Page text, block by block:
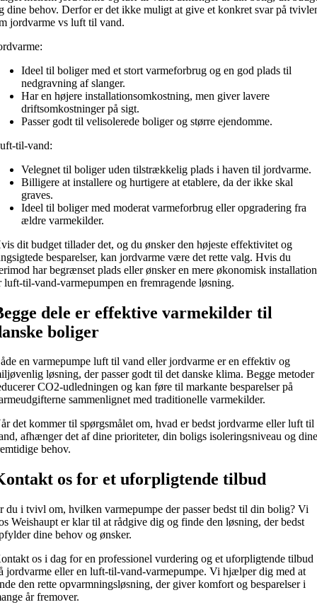
dine behov. Derfor er det ikke muligt at give et konkret svar på
jordvarme vs luft til vand.
Ideel til boliger med et stort varmeforbrug og en god plads til
nedgravning af slanger.
Har en højere installationsomkostning, men giver lavere
driftsomkostninger på sigt.
Passer godt til velisolerede boliger og større ejendomme.
til-vand:
Velegnet til boliger uden tilstrækkelig plads i haven til jordvarme.
Billigere at installere og hurtigere at etablere, da der ikke skal
graves.
Ideel til boliger med moderat varmeforbrug eller opgradering fra
ældre varmekilder.
dit budget tillader det, og du ønsker den højeste effektivitet og
besparelser, kan jordvarme være det rette valg. Hvis du
har begrænset plads eller ønsker en mere økonomisk
luft-til-vand-varmepumpen en fremragende løsning.
dele er effektive varmekilder til
boliger
en varmepumpe luft til vand eller jordvarme er en effektiv og
løsning, der passer godt til det danske klima. Begge metoder
CO2-udledningen og kan føre til markante besparelser på
sammenlignet med traditionelle varmekilder.
det kommer til spørgsmålet om, hvad er bedst jordvarme eller luft til
afhænger det af dine prioriteter, din boligs isoleringsniveau og
behov.
os for et uforpligtende tilbud
du i tvivl om, hvilken varmepumpe der passer bedst til din bolig? Vi
Weishaupt er klar til at rådgive dig og finde den løsning, der bedst
dine behov og ønsker.
os i dag for en professionel vurdering og et uforpligtende tilbud
jordvarme eller en luft-til-vand-varmepumpe. Vi hjælper dig med at
den rette opvarmningsløsning, der giver komfort og besparelser i
år fremover.